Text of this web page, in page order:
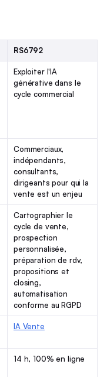
RS6792
Exploiter l'IA
générative dans le
cycle commercial
Commerciaux,
indépendants,
consultants,
dirigeants pour qui la
vente est un enjeu
Cartographier le
cycle de vente,
prospection
personnalisée,
préparation de rdv,
propositions et
closing,
automatisation
conforme au RGPD
IA Vente
14 h, 100% en ligne